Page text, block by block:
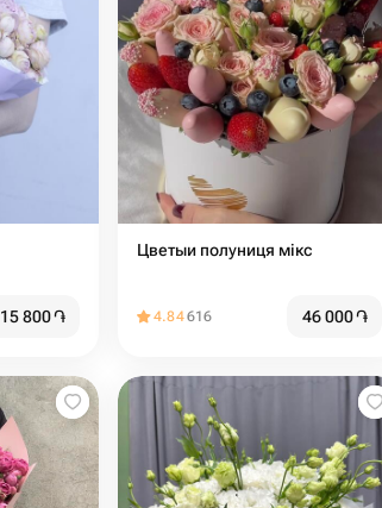
15 800֏
Цветыи полуниця мікс
4.84616 46 000֏